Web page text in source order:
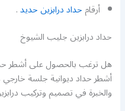
أرقامحداد درابزين حديد.
حداد درابزين جليب الشيوخ
هل ترغب بالحصول على أشطر
أشطر حداد ديوانية جلسة
والخبرة في تصميم وتركيب